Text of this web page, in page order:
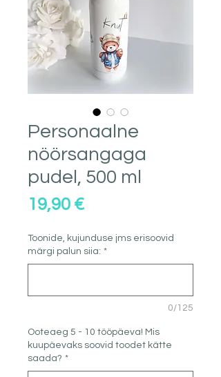
Personaalne
nöörsangaga
pudel, 500 ml
19,90 €Price
Toonide, kujunduse jms erisoovid
märgi palun siia: *
0/125
Ooteaeg 5 - 10 tööpäeva! Mis
kuupäevaks soovid toodet kätte
saada? *